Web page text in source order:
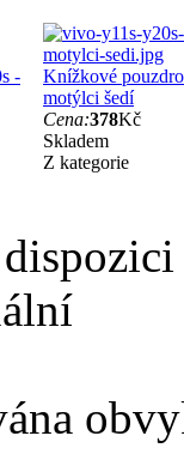
-
Knížkové
motýlci šedí
Cena:378Kč
Skladem
Z kategorie